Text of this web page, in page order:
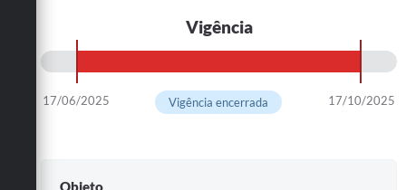
Vigência
17/06/2025 17/10/2025
Vigência encerrada
Objeto